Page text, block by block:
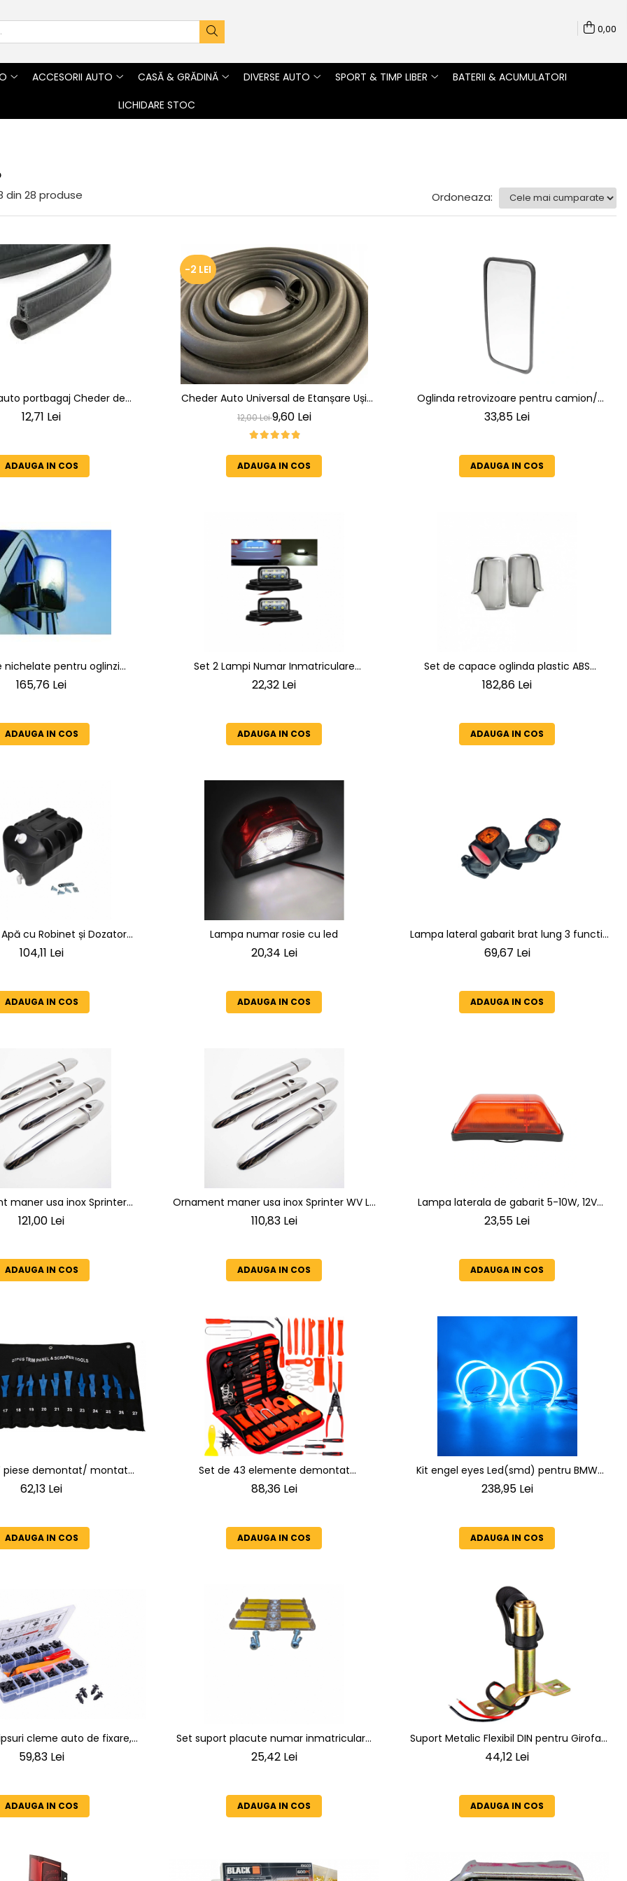
0,00
ACCESORII AUTO CASĂ & GRĂDINĂ DIVERSE AUTO SPORT & TIMP LIBER
BATERII & ACUMULATORI
LICHIDARE STOC
din 28 produse Ordoneaza:
portbagaj Cheder de
Profesional din Cauciuc -
12,71 Lei
ADAUGA IN COS
-2 LEI
Cheder Auto Universal de Etanșare Uși
rezistent la intemperii, raze UV,
îmbătrânire și temperaturi extreme
12,00 Lei9,60 Lei
ADAUGA IN COS
Oglinda retrovizoare pentru camion/
utilaje/ platforme/ tractoare
33,85 Lei
ADAUGA IN COS
nichelate pentru oglinzi
Mercedes Sprinter
165,76 Lei
ADAUGA IN COS
Set 2 Lampi Numar Inmatriculare
Universale, 6 LED-uri, 12V-24V, Lumina Alb
22,32 Lei
ADAUGA IN COS
Set de capace oglinda plastic ABS
Sprinter Crafter 2006-2018
182,86 Lei
ADAUGA IN COS
cu Robinet și Dozator
Camping Capacitate 30L
104,11 Lei
ADAUGA IN COS
Lampa numar rosie cu led
20,34 Lei
ADAUGA IN COS
Lampa lateral gabarit brat lung 3 functii
12-24V
69,67 Lei
ADAUGA IN COS
maner usa inox Sprinter
Crafter 2006-2016
121,00 Lei
ADAUGA IN COS
Ornament maner usa inox Sprinter WV LT
1998-2006
110,83 Lei
ADAUGA IN COS
Lampa laterala de gabarit 5-10W, 12V
galben
23,55 Lei
ADAUGA IN COS
piese demontat/ montat
cleme capitonaj auto
62,13 Lei
ADAUGA IN COS
Set de 43 elemente demontat
extractoare tapiterie plafoane
88,36 Lei
ADAUGA IN COS
Kit engel eyes Led(smd) pentru BMW
E36/E38/E39/E46 Projector diametru
238,95 Lei
ADAUGA IN COS
cleme auto de fixare,
universale, plastic
59,83 Lei
ADAUGA IN COS
Set suport placute numar inmatriculare
auto plastic transparent slim 4 bucati
25,42 Lei
ADAUGA IN COS
Suport Metalic Flexibil DIN pentru Girofar
– Braț Montare Tractor și Utilaje
44,12 Lei
ADAUGA IN COS